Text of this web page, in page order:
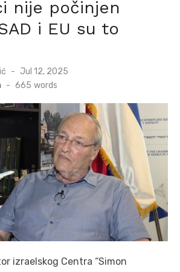
nije počinjen
i EU su to
Posted
on
Jul 12, 2025
- 665 words
izraelskog Centra “Simon